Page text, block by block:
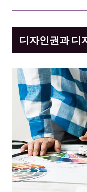
디자인권과 디